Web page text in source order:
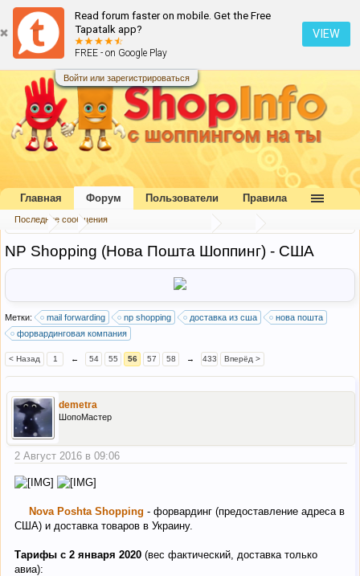
Read forum faster on mobile. Get the Free
Tapatalk app?
FREE - on Google Play
VIEW
Войти или зарегистрироваться
Форум ... Форвардинговые компании
NP Shopping (Нова Пошта Шоппинг) - США
Метки: mail forwarding np shopping доставка из сша
нова пошта
форвардинговая компания
< Назад 1 ← 54 55 56 57 58 → 433 Вперёд >
demetra
ШопоМастер
2 Август 2016 в 09:06
Nova Poshta Shopping - форвардинг (предоставление адреса в
США) и доставка товаров в Украину.
Тарифы с 2 января 2020 (вес фактический, доставка только
авиа):
Главная Форум
Последние сообщения
Пользователи Правила